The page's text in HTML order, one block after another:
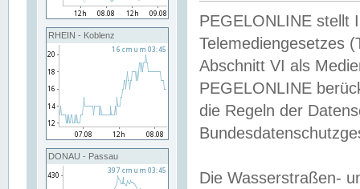
RHEIN - Koblenz
DONAU - Passau
PEGELONLINE stellt
Telemediengesetzes
Abschnitt VI als
PEGELONLINE
die Regeln der
Die Wasserstraßen-